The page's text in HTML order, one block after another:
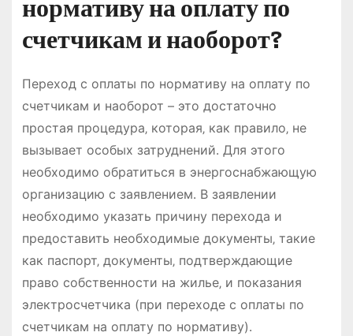
нормативу на оплату по
счетчикам и наоборот?
Переход с оплаты по нормативу на оплату по
счетчикам и наоборот – это достаточно
простая процедура‚ которая‚ как правило‚ не
вызывает особых затруднений․ Для этого
необходимо обратиться в энергоснабжающую
организацию с заявлением․ В заявлении
необходимо указать причину перехода и
предоставить необходимые документы‚ такие
как паспорт‚ документы‚ подтверждающие
право собственности на жилье‚ и показания
электросчетчика (при переходе с оплаты по
счетчикам на оплату по нормативу)․